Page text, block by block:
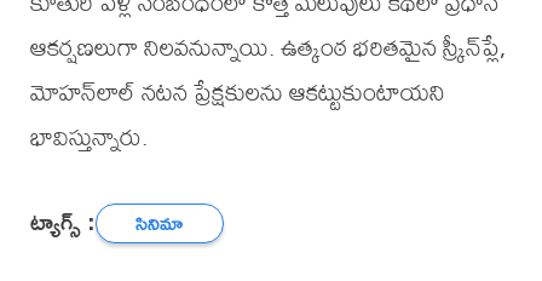
ఆకర్షణలుగా నిలవనున్నాయి. ఉత్కంఠ భరితమైన స్క్రీన్‌ప్లే,
మోహన్‌లాల్ నటన ప్రేక్షకులను ఆకట్టుకుంటాయని
భావిస్తున్నారు.
ట్యాగ్స్ : సినిమా